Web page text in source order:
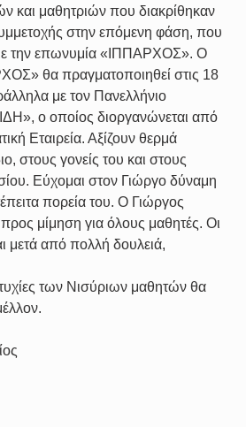
και μαθητριών που διακρίθηκαν
στην επόμενη φάση, που
με την επωνυμία «ΙΠΠΑΡΧΟΣ». Ο
θα πραγματοποιηθεί στις 18
με τον Πανελλήνιο
ο οποίος διοργανώνεται από
Εταιρεία. Αξίζουν θερμά
στους γονείς του και στους
Εύχομαι στον Γιώργο δύναμη
πορεία του. Ο Γιώργος
μίμηση για όλους μαθητές. Οι
μετά από πολλή δουλειά,
των Νισύριων μαθητών θα